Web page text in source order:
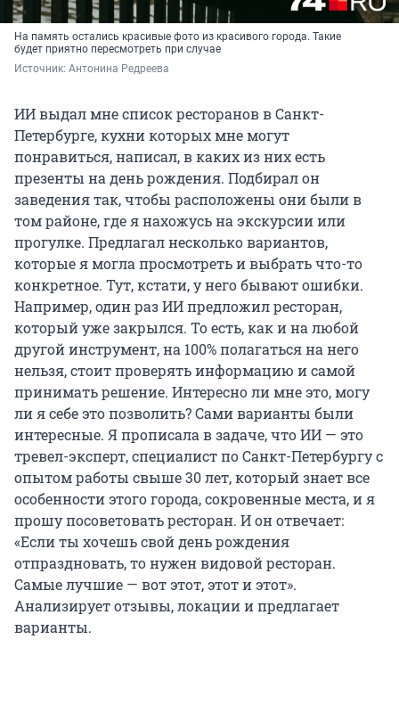
На память остались красивые фото из красивого города. Такие
будет приятно пересмотреть при случае
Источник: Антонина Редреева
ИИ выдал мне список ресторанов в Санкт-
Петербурге, кухни которых мне могут
понравиться, написал, в каких из них есть
презенты на день рождения. Подбирал он
заведения так, чтобы расположены они были в
том районе, где я нахожусь на экскурсии или
прогулке. Предлагал несколько вариантов,
которые я могла просмотреть и выбрать что-то
конкретное. Тут, кстати, у него бывают ошибки.
Например, один раз ИИ предложил ресторан,
который уже закрылся. То есть, как и на любой
другой инструмент, на 100% полагаться на него
нельзя, стоит проверять информацию и самой
принимать решение. Интересно ли мне это, могу
ли я себе это позволить? Сами варианты были
интересные. Я прописала в задаче, что ИИ — это
тревел-эксперт, специалист по Санкт-Петербургу с
опытом работы свыше 30 лет, который знает все
особенности этого города, сокровенные места, и я
прошу посоветовать ресторан. И он отвечает:
«Если ты хочешь свой день рождения
отпраздновать, то нужен видовой ресторан.
Самые лучшие — вот этот, этот и этот».
Анализирует отзывы, локации и предлагает
варианты.